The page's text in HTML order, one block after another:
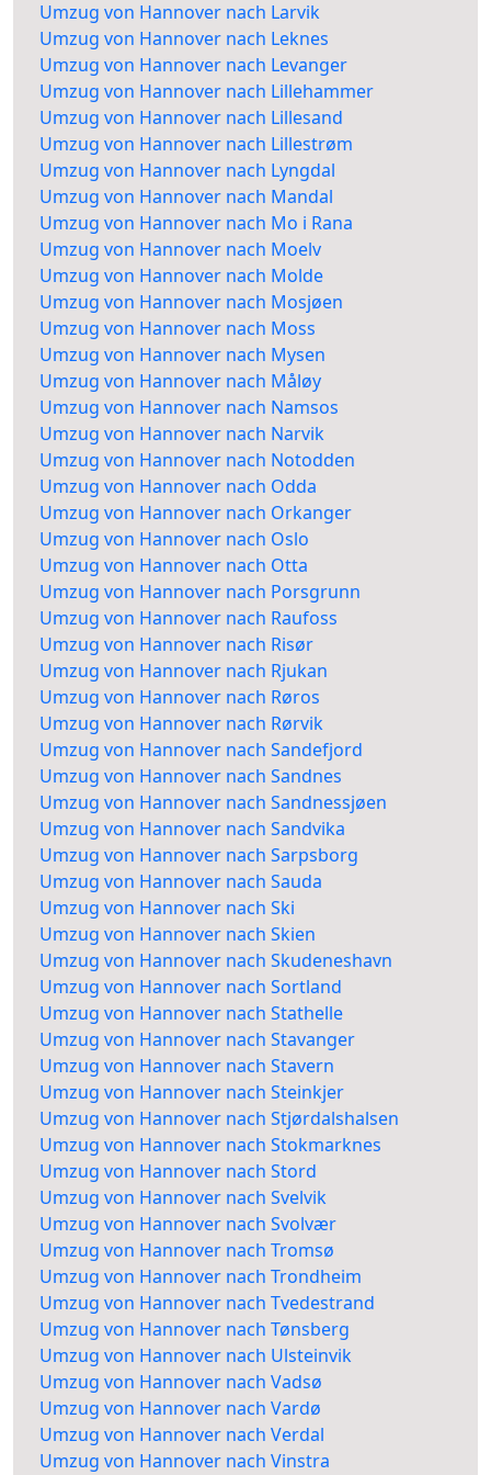
Umzug von Hannover nach Larvik
Umzug von Hannover nach Leknes
Umzug von Hannover nach Levanger
Umzug von Hannover nach Lillehammer
Umzug von Hannover nach Lillesand
Umzug von Hannover nach Lillestrøm
Umzug von Hannover nach Lyngdal
Umzug von Hannover nach Mandal
Umzug von Hannover nach Mo i Rana
Umzug von Hannover nach Moelv
Umzug von Hannover nach Molde
Umzug von Hannover nach Mosjøen
Umzug von Hannover nach Moss
Umzug von Hannover nach Mysen
Umzug von Hannover nach Måløy
Umzug von Hannover nach Namsos
Umzug von Hannover nach Narvik
Umzug von Hannover nach Notodden
Umzug von Hannover nach Odda
Umzug von Hannover nach Orkanger
Umzug von Hannover nach Oslo
Umzug von Hannover nach Otta
Umzug von Hannover nach Porsgrunn
Umzug von Hannover nach Raufoss
Umzug von Hannover nach Risør
Umzug von Hannover nach Rjukan
Umzug von Hannover nach Røros
Umzug von Hannover nach Rørvik
Umzug von Hannover nach Sandefjord
Umzug von Hannover nach Sandnes
Umzug von Hannover nach Sandnessjøen
Umzug von Hannover nach Sandvika
Umzug von Hannover nach Sarpsborg
Umzug von Hannover nach Sauda
Umzug von Hannover nach Ski
Umzug von Hannover nach Skien
Umzug von Hannover nach Skudeneshavn
Umzug von Hannover nach Sortland
Umzug von Hannover nach Stathelle
Umzug von Hannover nach Stavanger
Umzug von Hannover nach Stavern
Umzug von Hannover nach Steinkjer
Umzug von Hannover nach Stjørdalshalsen
Umzug von Hannover nach Stokmarknes
Umzug von Hannover nach Stord
Umzug von Hannover nach Svelvik
Umzug von Hannover nach Svolvær
Umzug von Hannover nach Tromsø
Umzug von Hannover nach Trondheim
Umzug von Hannover nach Tvedestrand
Umzug von Hannover nach Tønsberg
Umzug von Hannover nach Ulsteinvik
Umzug von Hannover nach Vadsø
Umzug von Hannover nach Vardø
Umzug von Hannover nach Verdal
Umzug von Hannover nach Vinstra